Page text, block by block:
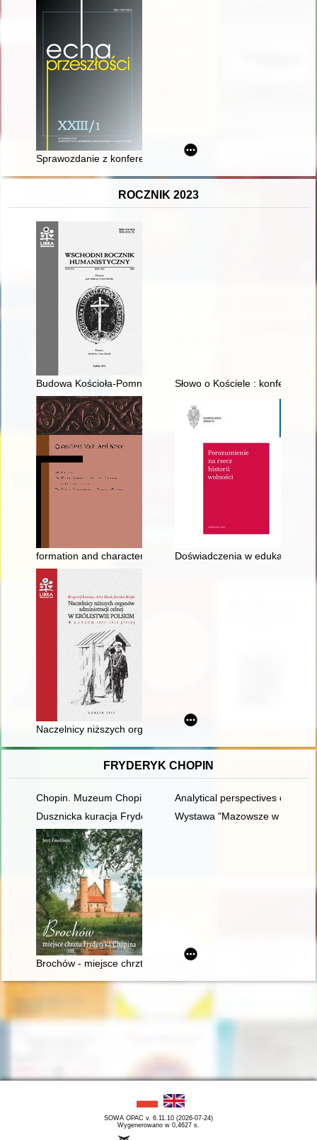
Sprawozdanie z konferencji naukowej „No i pojechaliśmy...
ROCZNIK 2023
Budowa Kościoła-Pomnika w Kowlu pod wezwaniem św.
Słowo o Kościele :
formation and characteristics of Mongol supremacy over Rusia
Doświadczenia w edukacji
Naczelnicy niższych organów administracji celnej w
FRYDERYK CHOPIN
Chopin. Muzeum Chopina. Chopin MuseumAnalytical perspectives on the
Dusznicka kuracja Fryderyka Chopina w świetle zachowanych
Wystawa "Mazowsze w
Brochów - miejsce chrztu Fryderyka Chopina
SOWA OPAC v. 6.11.10 (2026-07-24)
Wygenerowano w 0,4627 s.